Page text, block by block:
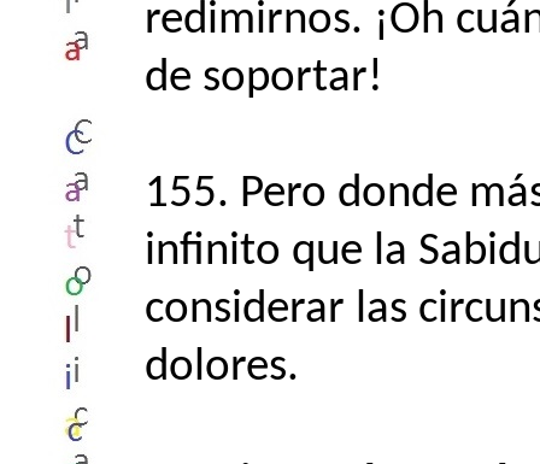
redimirnos. ¡Oh
de soportar!
155. Pero donde
infinito que la
considerar las
dolores.